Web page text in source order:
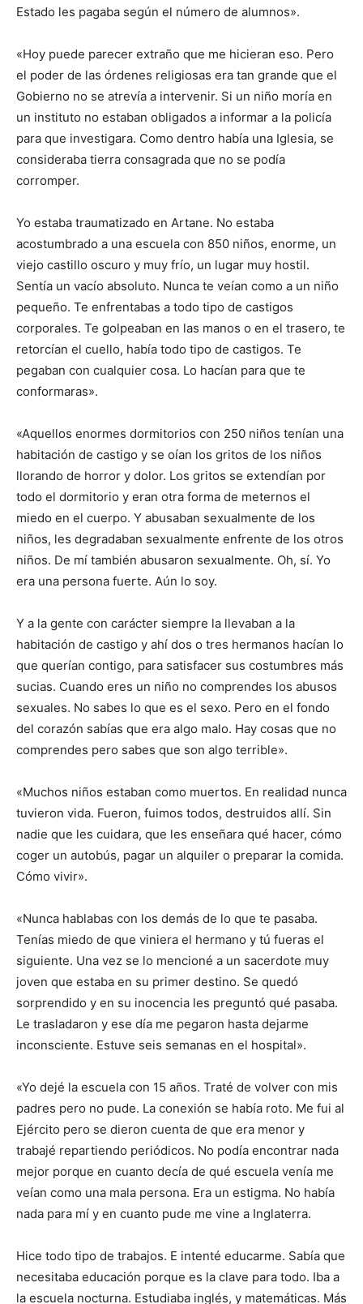
Estado les pagaba según el número de alumnos».
«Hoy puede parecer extraño que me hicieran eso. Pero
el poder de las órdenes religiosas era tan grande que el
Gobierno no se atrevía a intervenir. Si un niño moría en
un instituto no estaban obligados a informar a la policía
para que investigara. Como dentro había una Iglesia, se
consideraba tierra consagrada que no se podía
corromper.
Yo estaba traumatizado en Artane. No estaba
acostumbrado a una escuela con 850 niños, enorme, un
viejo castillo oscuro y muy frío, un lugar muy hostil.
Sentía un vacío absoluto. Nunca te veían como a un niño
pequeño. Te enfrentabas a todo tipo de castigos
corporales. Te golpeaban en las manos o en el trasero, te
retorcían el cuello, había todo tipo de castigos. Te
pegaban con cualquier cosa. Lo hacían para que te
conformaras».
«Aquellos enormes dormitorios con 250 niños tenían una
habitación de castigo y se oían los gritos de los niños
llorando de horror y dolor. Los gritos se extendían por
todo el dormitorio y eran otra forma de meternos el
miedo en el cuerpo. Y abusaban sexualmente de los
niños, les degradaban sexualmente enfrente de los otros
niños. De mí también abusaron sexualmente. Oh, sí. Yo
era una persona fuerte. Aún lo soy.
Y a la gente con carácter siempre la llevaban a la
habitación de castigo y ahí dos o tres hermanos hacían lo
que querían contigo, para satisfacer sus costumbres más
sucias. Cuando eres un niño no comprendes los abusos
sexuales. No sabes lo que es el sexo. Pero en el fondo
del corazón sabías que era algo malo. Hay cosas que no
comprendes pero sabes que son algo terrible».
«Muchos niños estaban como muertos. En realidad nunca
tuvieron vida. Fueron, fuimos todos, destruidos allí. Sin
nadie que les cuidara, que les enseñara qué hacer, cómo
coger un autobús, pagar un alquiler o preparar la comida.
Cómo vivir».
«Nunca hablabas con los demás de lo que te pasaba.
Tenías miedo de que viniera el hermano y tú fueras el
siguiente. Una vez se lo mencioné a un sacerdote muy
joven que estaba en su primer destino. Se quedó
sorprendido y en su inocencia les preguntó qué pasaba.
Le trasladaron y ese día me pegaron hasta dejarme
inconsciente. Estuve seis semanas en el hospital».
«Yo dejé la escuela con 15 años. Traté de volver con mis
padres pero no pude. La conexión se había roto. Me fui al
Ejército pero se dieron cuenta de que era menor y
trabajé repartiendo periódicos. No podía encontrar nada
mejor porque en cuanto decía de qué escuela venía me
veían como una mala persona. Era un estigma. No había
nada para mí y en cuanto pude me vine a Inglaterra.
Hice todo tipo de trabajos. E intenté educarme. Sabía que
necesitaba educación porque es la clave para todo. Iba a
la escuela nocturna. Estudiaba inglés, y matemáticas. Más